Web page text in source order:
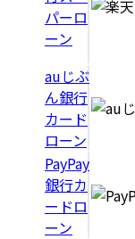
パーロ
ーン
auじぶ
ん銀行
カード
ローン
PayPay
銀行カ
ードロ
ーン